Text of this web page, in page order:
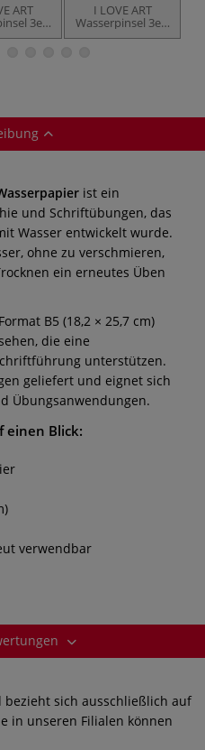
ART
3er-
kurz
I LOVE ART
Wasserpinsel 3er-
Set, lang
ist ein
und Schriftübungen, das
Wasser entwickelt wurde.
ohne zu verschmieren,
ein erneutes Üben
B5 (18,2 × 25,7 cm)
die eine
unterstützen.
geliefert und eignet sich
Übungsanwendungen.
einen Blick:
verwendbar
bezieht sich ausschließlich auf
in unseren Filialen können